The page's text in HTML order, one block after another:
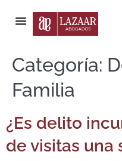
Categoría:
Familia
¿Es delito
de visitas una